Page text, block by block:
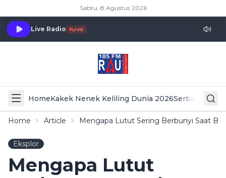
Sabtu, 8 Agustus 2026
Live Radio LIVE
HomeKakek Nenek Keliling Dunia 2026Serba Serbi
Home Article Mengapa Lutut Sering Berbunyi Saat
Eksplor
Mengapa Lutut